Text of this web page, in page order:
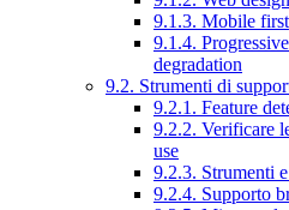
9.1.3. Mobile first
9.1.4.
degradation
9.2. Strumenti di
9.2.1. Feature
9.2.2. Verificare
use
9.2.3. Strumenti
9.2.4. Supporto